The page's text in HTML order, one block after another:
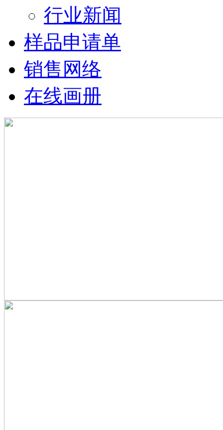
行业新闻
样品申请单
销售网络
在线画册